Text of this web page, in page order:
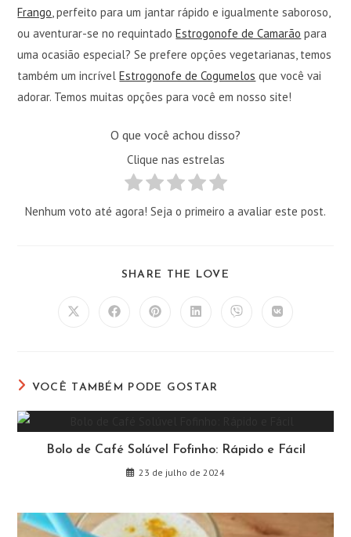
Frango, perfeito para um jantar rápido e igualmente saboroso,
ou aventurar-se no requintadoEstrogonofe de Camarão para
uma ocasião especial? Se prefere opções vegetarianas, temos
também um incrívelEstrogonofe de Cogumelos que você vai
adorar. Temos muitas opções para você em nosso site!
O que você achou disso?
Clique nas estrelas
Nenhum voto até agora! Seja o primeiro a avaliar este post.
SHARE THE LOVE
Abre Abre Abre Abre Abre Abre
VOCÊ TAMBÉM PODE GOSTAR
Bolo de Café Solúvel Fofinho: Rápido e Fácil
23 de julho de 2024